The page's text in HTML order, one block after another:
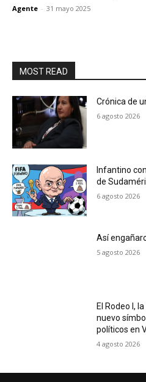
Agente - 31 mayo 2025
MOST READ
Crónica de
6 agosto 2026
Infantino
de
6 agosto 2026
Así
5 agosto 2026
El Rodeo I,
nuevo
políticos en
4 agosto 2026